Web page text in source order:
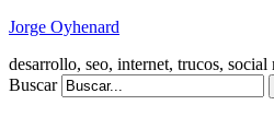
Jorge Oyhenard
desarrollo, seo, internet, trucos, social
Buscar